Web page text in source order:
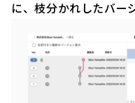
に、枝分かれしたバー